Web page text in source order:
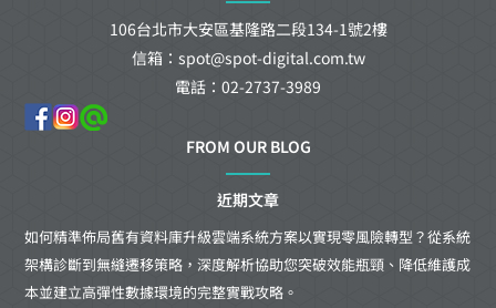
106台北市大安區基隆路二段134-1號2樓
信箱：spot@spot-digital.com.tw
電話：02-2737-3989
FROM OUR BLOG
近期文章
如何精準佈局舊有資料庫升級雲端系統方案以實現零風險轉型？從系統
架構診斷到無縫遷移策略，深度解析協助您突破效能瓶頸、降低維護成
本並建立高彈性數據環境的完整實戰攻略。